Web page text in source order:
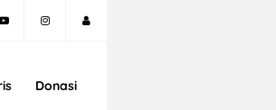
Donasi